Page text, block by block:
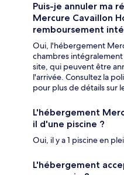
Puis-je annuler ma
Mercure Cavaillon
remboursement
Oui, l'hébergement
chambres
site, qui peuvent être
l'arrivée. Consultez la
pour plus de détails sur
L'hébergement
il d'une piscine ?
Oui, il y a 1 piscine en
L'hébergement